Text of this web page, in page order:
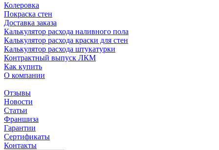
Колеровка
Покраска стен
Доставка заказа
Калькулятор расхода наливного пола
Калькулятор расхода краски для стен
Калькулятор расхода штукатурки
Контрактный выпуск ЛКМ
Как купить
О компании
Отзывы
Новости
Статьи
Франшиза
Гарантии
Сертификаты
Контакты